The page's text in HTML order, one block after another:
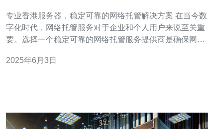
专业香港服务器，稳定可靠的网络托管解决方案 在当今数
字化时代，网络托管服务对于企业和个人用户来说至关重
要。选择一个稳定可靠的网络托管服务提供商是确保网站
有优越的网络基础设施和通信技术，成为许多企业和网站
2025年6月3日